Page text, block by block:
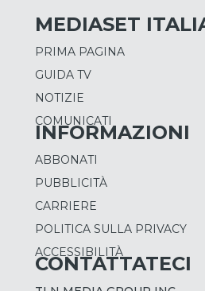
MEDIASET
PRIMA PAGINA
GUIDA TV
NOTIZIE
COMUNICATI
INFORMAZIONI
ABBONATI
PUBBLICITÀ
CARRIERE
POLITICA SULLA PRIVACY
ACCESSIBILITÀ
CONTATTATECI